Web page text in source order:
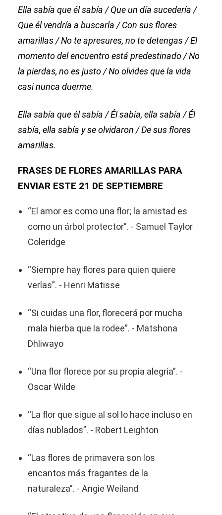
Ella sabía que él sabía / Que un día sucedería /
Que él vendría a buscarla / Con sus flores
amarillas / No te apresures, no te detengas / El
momento del encuentro está predestinado / No
la pierdas, no es justo / No olvides que la vida
casi nunca duerme.
Ella sabía que él sabía / Él sabía, ella sabía / Él
sabía, ella sabía y se olvidaron / De sus flores
amarillas.
FRASES DE FLORES AMARILLAS PARA
ENVIAR ESTE 21 DE SEPTIEMBRE
“El amor es como una flor; la amistad es
como un árbol protector”. - Samuel Taylor
Coleridge
“Siempre hay flores para quien quiere
verlas”. - Henri Matisse
“Si cuidas una flor, florecerá por mucha
mala hierba que la rodee”. - Matshona
Dhliwayo
“Una flor florece por su propia alegría”. -
Oscar Wilde
“La flor que sigue al sol lo hace incluso en
días nublados”. - Robert Leighton
“Las flores de primavera son los
encantos más fragantes de la
naturaleza”. - Angie Weiland